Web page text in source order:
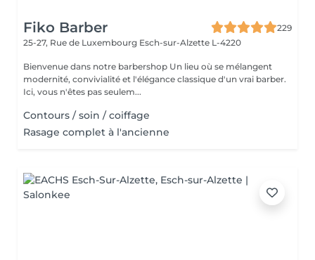
Fiko Barber
229
25-27, Rue de Luxembourg Esch-sur-Alzette L-4220
Bienvenue dans notre barbershop Un lieu où se mélangent
modernité, convivialité et l'élégance classique d'un vrai barber.
Ici, vous n'êtes pas seulem...
Contours / soin / coiffage
Rasage complet à l'ancienne